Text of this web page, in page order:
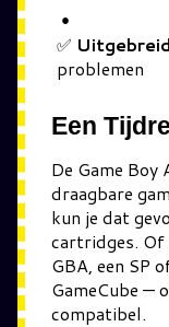
✅
problemen
Een
De Game Boy
draagbare
kun je dat
cartridges. Of
GBA, een SP
GameCube —
compatibel.